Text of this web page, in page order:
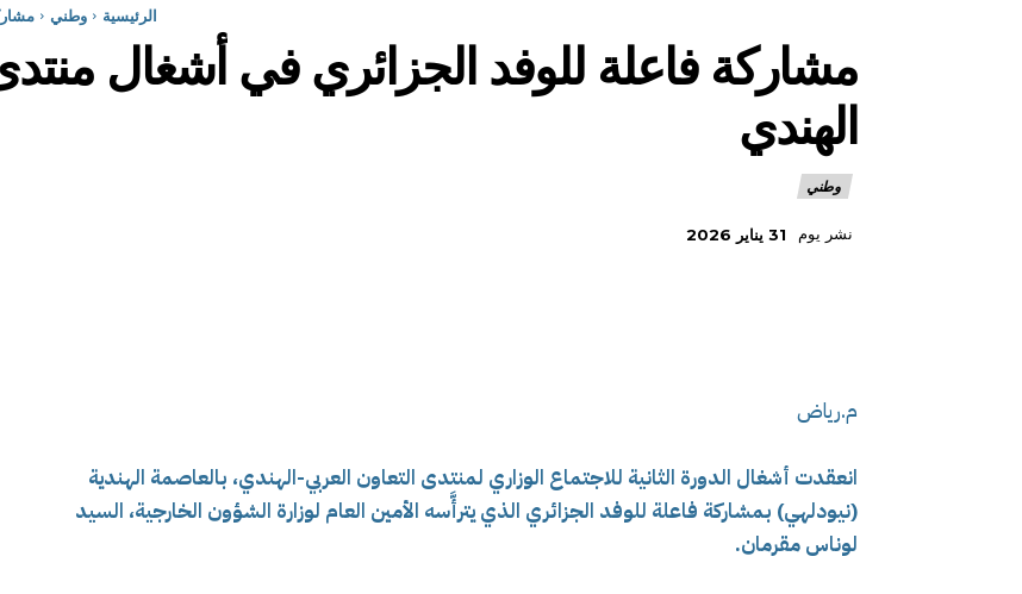
الرئيسية وطني
مشاركة فاعلة للوفد الجزائري في أشغال
الهندي
وطني
نشر يوم 31 يناير 2026
م.رياض
انعقدت أشغال الدورة الثانية للاجتماع الوزاري لمنتدى التعاون العربي-الهندي، بالعاصمة الهندية
(نيودلهي) بمشاركة فاعلة للوفد الجزائري الذي يترأَّسه الأمين العام لوزارة الشؤون الخارجية، السيد
لوناس مقرمان.